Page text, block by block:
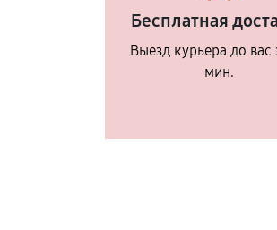
Бесплатная
Выезд курьера до вас
мин.